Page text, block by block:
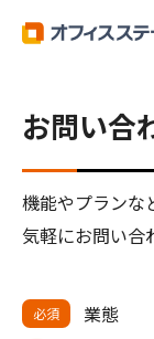
お問い合
機能やプランな
気軽にお問い合
必須
業態